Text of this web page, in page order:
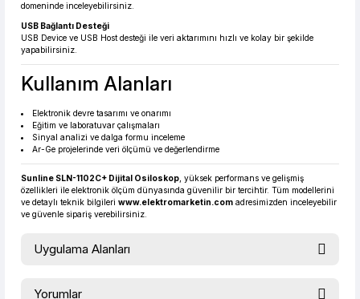
domeninde inceleyebilirsiniz.
USB Bağlantı Desteği
USB Device ve USB Host desteği ile veri aktarımını hızlı ve kolay bir şekilde
yapabilirsiniz.
Kullanım Alanları
Elektronik devre tasarımı ve onarımı
Eğitim ve laboratuvar çalışmaları
Sinyal analizi ve dalga formu inceleme
Ar-Ge projelerinde veri ölçümü ve değerlendirme
Sunline SLN-1102C+ Dijital Osiloskop , yüksek performans ve gelişmiş
özellikleri ile elektronik ölçüm dünyasında güvenilir bir tercihtir. Tüm modellerini
ve detaylı teknik bilgileri www.elektromarketin.com adresimizden inceleyebilir
ve güvenle sipariş verebilirsiniz.
Uygulama Alanları
Yorumlar